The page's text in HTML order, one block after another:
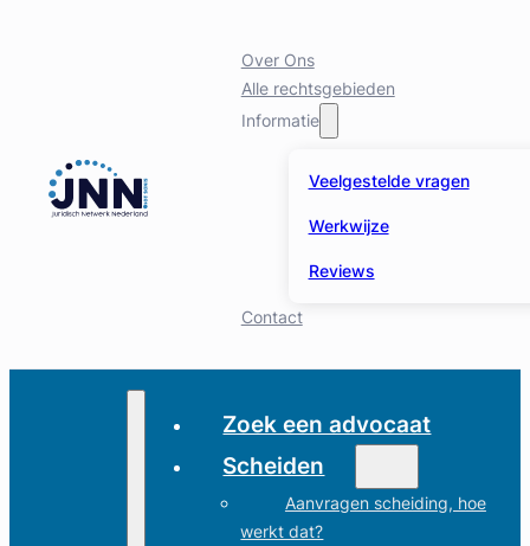
Over Ons
Alle rechtsgebieden
Informatie
Veelgestelde vragen
Werkwijze
Reviews
Contact
Zoek een advocaat
Scheiden
Aanvragen scheiding, hoe
werkt dat?